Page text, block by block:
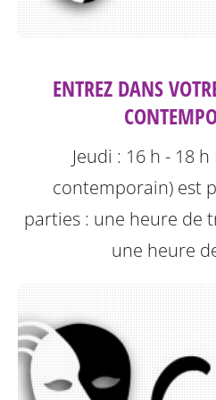
ENTREZ DANS
Jeudi : 16 h - 18 h
contemporain) est
parties : une heure de
une heure